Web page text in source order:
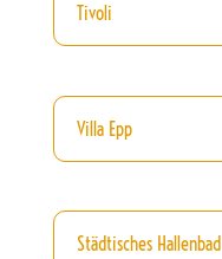
Tivoli
Villa Epp
Städtisches Hallenbad